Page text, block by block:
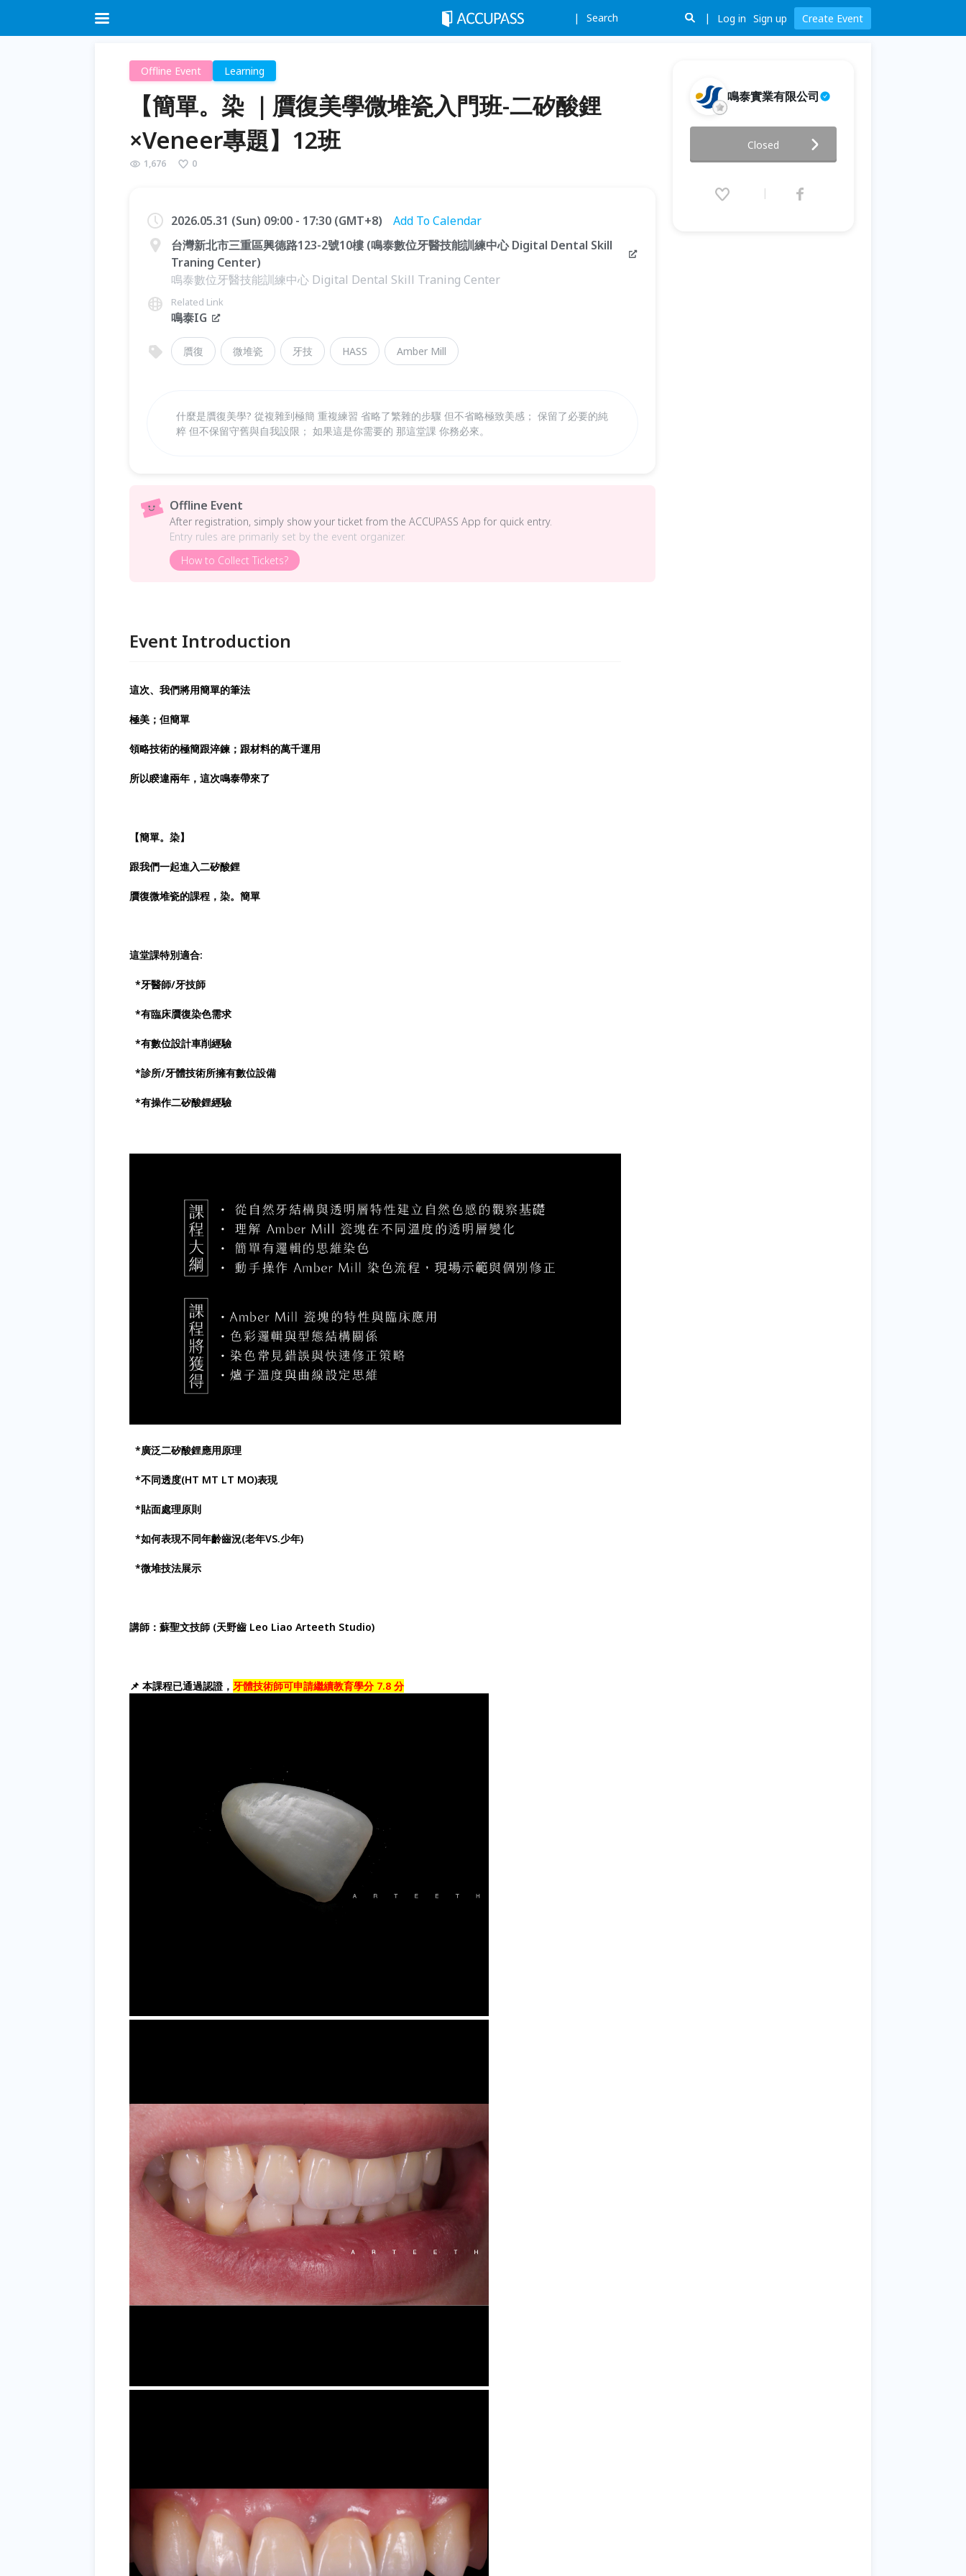
Search Log in Sign up Create Event
Offline Event Learning
【簡單。染 ｜贋復美學微堆瓷入門班-二矽酸鋰
×Veneer專題】12班
1,676 0
2026.05.31 (Sun) 09:00 - 17:30 (GMT+8)
Add To Calendar
台灣新北市三重區興德路123-2號10樓 (鳴泰數位牙醫技能訓練中心 Digital Dental Skill
Traning Center)
鳴泰數位牙醫技能訓練中心 Digital Dental Skill Traning Center
Related Link
鳴泰IG
贋復 微堆瓷 牙技 HASS Amber Mill
什麼是贋復美學? 從複雜到極簡 重複練習 省略了繁雜的步驟 但不省略極致美感； 保留了必要的純
粹 但不保留守舊與自我設限； 如果這是你需要的 那這堂課 你務必來。
Offline Event
After registration, simply show your ticket from the ACCUPASS App for quick entry.
Entry rules are primarily set by the event organizer.
How to Collect Tickets?
Event Introduction
這次、我們將用簡單的筆法
極美；但簡單
領略技術的極簡跟淬鍊；跟材料的萬千運用
所以睽違兩年，這次鳴泰帶來了
【簡單。染】
跟我們一起進入二矽酸鋰
贋復微堆瓷的課程，染。簡單
這堂課特別適合:
*牙醫師/牙技師
*有臨床贋復染色需求
*有數位設計車削經驗
*診所/牙體技術所擁有數位設備
*有操作二矽酸鋰經驗
*廣泛二矽酸鋰應用原理
*不同透度(HT MT LT MO)表現
*貼面處理原則
*如何表現不同年齡齒況(老年VS.少年)
*微堆技法展示
講師：蘇聖文技師 (天野齒 Leo Liao Arteeth Studio)
📌 本課程已通過認證， 牙體技術師可申請繼續教育學分 7.8 分
鳴泰實業有限公司
門班-二矽酸鋰×Veneer專題】
12班
(GMT+8)
Closed